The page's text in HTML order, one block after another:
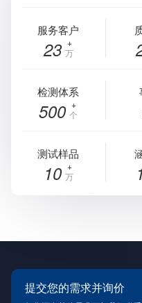
服务客户
23 万
检测体系
500 个
测试样品
10 万
提交您的需求并询价